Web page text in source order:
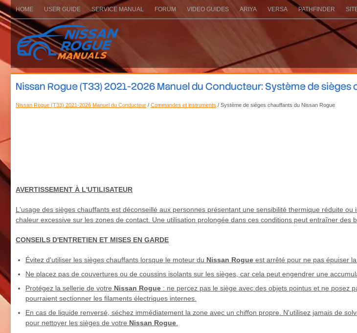
HOME USER GUIDE SERVICE MANUAL FORUM VIDEO GUIDES ARIYA VERSA PATHFINDER
Nissan Rogue (T33) 2021-2026 Manuel du Conducteur: Système de sièges
Nissan Rogue (T33) 2021-2026 Manuel du Conducteur / Commandes et instruments / Système de sièges chauffants du Nissan Rogue
AVERTISSEMENT À L'UTILISATEUR
L'usage des sièges chauffants est déconseillé aux personnes présentant une sensibilité thermique réduite
chaleur excessive sur les zones de contact. Une utilisation prolongée dans ces conditions peut entraîner des
CONSEILS D'ENTRETIEN ET MISES EN GARDE
Évitez d'utiliser les sièges chauffants lorsque le moteur du Nissan Rogue est arrêté pour ne pas épuiser la
Ne placez pas de couvertures ou de coussins isolants sur les sièges, car cela peut engendrer une
Protégez la sellerie de votre Nissan Rogue : ne percez pas le siège avec des objets pointus et ne posez
pourraient sectionner les filaments électriques internes.
En cas de liquide renversé, séchez immédiatement la zone avec un chiffon propre. N'utilisez jamais de
pour nettoyer les sièges de votre Nissan Rogue